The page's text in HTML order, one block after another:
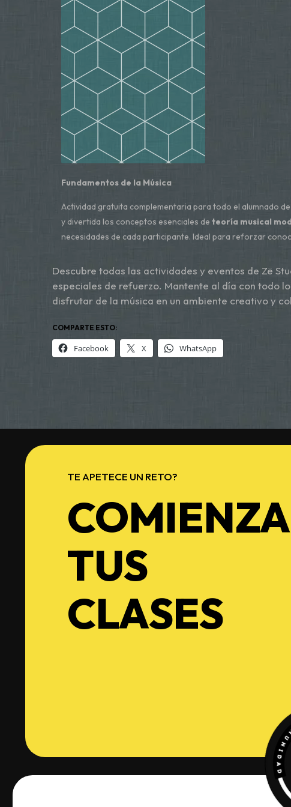
Fundamentos de la Música
Actividad gratuita complementaria para todo el alumnado
y divertida los conceptos esenciales de teoría musical
necesidades de cada participante. Ideal para reforzar
Descubre todas las actividades y eventos de Zë
especiales de refuerzo. Mantente al día con todo
disfrutar de la música en un ambiente creativo y
COMPARTE ESTO:
Facebook X WhatsApp
TE APETECE UN RETO?
COMIENZA
TUS
CLASES